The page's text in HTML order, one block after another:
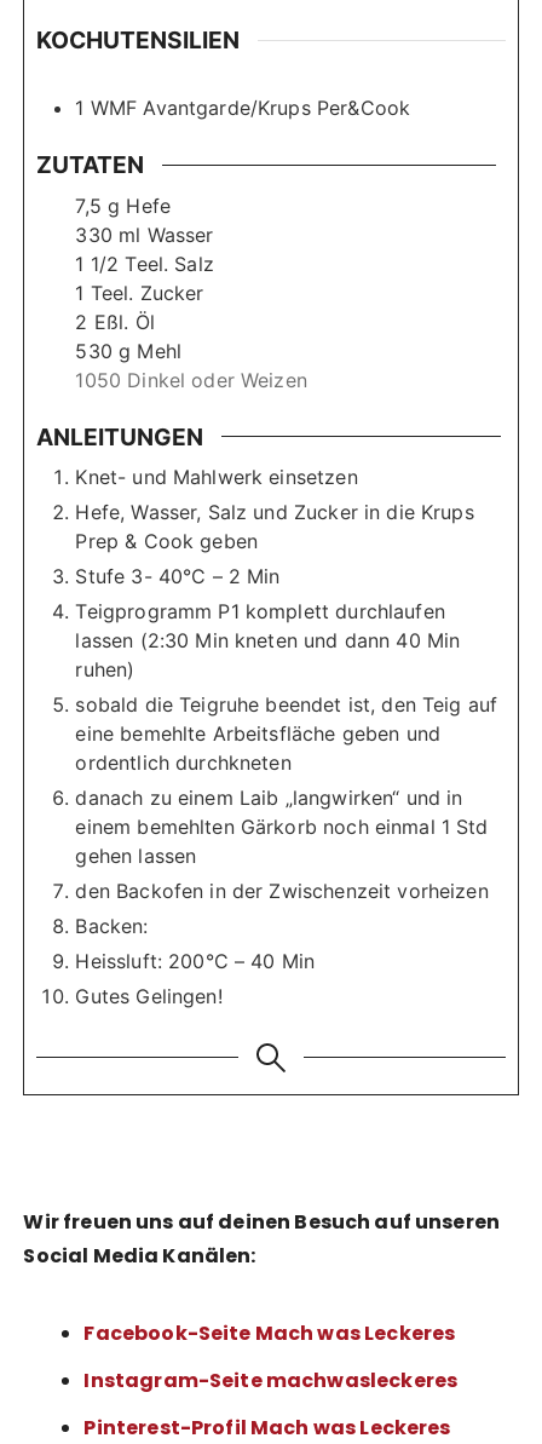
KOCHUTENSILIEN
1 WMF Avantgarde/Krups Per&Cook
ZUTATEN
7,5 g Hefe
330 ml Wasser
1 1/2 Teel. Salz
1 Teel. Zucker
2 Eßl. Öl
530 g Mehl
1050 Dinkel oder Weizen
ANLEITUNGEN
Knet- und Mahlwerk einsetzen
Hefe, Wasser, Salz und Zucker in die Krups
Prep & Cook geben
Stufe 3- 40°C – 2 Min
Teigprogramm P1 komplett durchlaufen
lassen (2:30 Min kneten und dann 40 Min
ruhen)
sobald die Teigruhe beendet ist, den Teig auf
eine bemehlte Arbeitsfläche geben und
ordentlich durchkneten
danach zu einem Laib „langwirken“ und in
einem bemehlten Gärkorb noch einmal 1 Std
gehen lassen
den Backofen in der Zwischenzeit vorheizen
Backen:
Heissluft: 200°C – 40 Min
Gutes Gelingen!
Wir freuen uns auf deinen Besuch auf unseren
Social Media Kanälen:
Facebook-Seite Mach was Leckeres
Instagram-Seite machwasleckeres
Pinterest-Profil Mach was Leckeres